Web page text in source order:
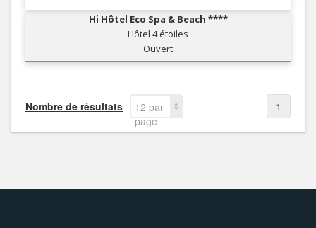
Hi Hôtel Eco Spa & Beach ****
Hôtel 4 étoiles
Ouvert
Nombre de résultats
12 par
page
1